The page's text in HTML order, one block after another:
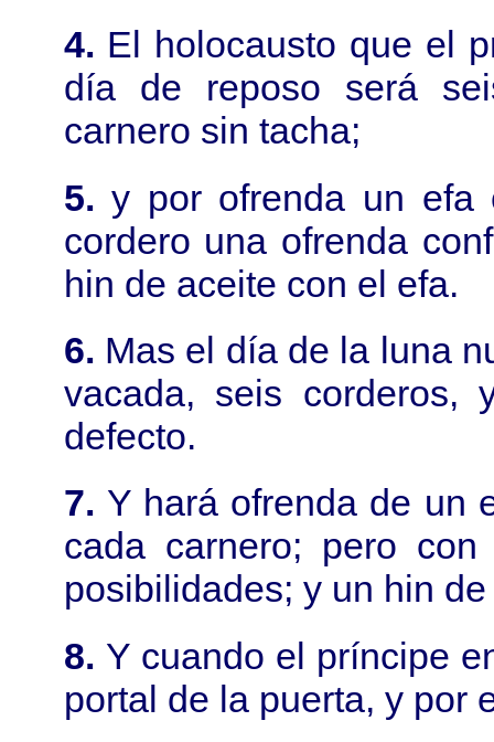
4. El holocausto que el
día de reposo será
carnero sin tacha;
5.y por ofrenda un efa
cordero una ofrenda
hin de aceite con el efa.
6. Mas el día de la luna
vacada, seis corderos,
defecto.
7. Y hará ofrenda de un
cada carnero; pero
posibilidades; y un hin
8. Y cuando el príncipe
portal de la puerta, y por